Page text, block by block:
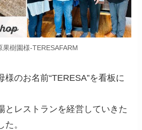
果樹園様-TERESAFARM
様のお名前“TERESA”を看板に
とレストランを経営していきた
。